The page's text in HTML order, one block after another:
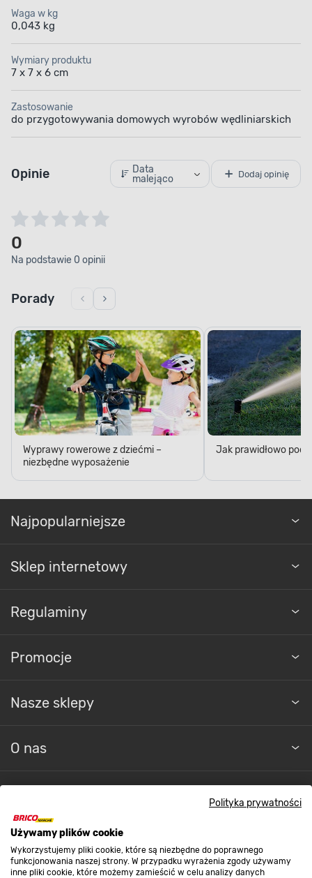
Polityka prywatności
Używamy plików cookie
Wykorzystujemy pliki cookie, które są niezbędne do poprawnego
funkcjonowania naszej strony. W przypadku wyrażenia zgody używamy
inne pliki cookie, które możemy zamieścić w celu analizy danych
Waga w kg
0,043 kg
Wymiary produktu
7 x 7 x 6 cm
Zastosowanie
do przygotowywania domowych wyrobów wędliniarskich
Opinie
Data
malejąco
Dodaj opinię
0
Na podstawie 0 opinii
Porady
Wyprawy rowerowe z dziećmi –
niezbędne wyposażenie
Jak prawidłowo
Najpopularniejsze
Sklep internetowy
Regulaminy
Promocje
Nasze sklepy
O nas
Strefa biznesu